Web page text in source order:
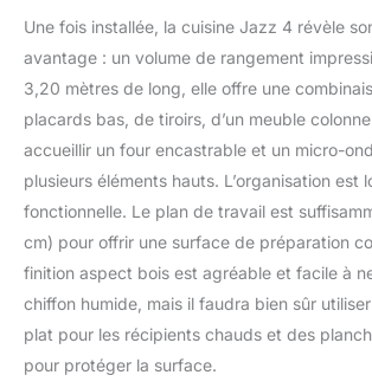
Une fois installée, la cuisine Jazz 4 révèle
avantage : un volume de rangement
3,20 mètres de long, elle offre une
placards bas, de tiroirs, d’un meuble
accueillir un four encastrable et un micro-
plusieurs éléments hauts. L’organisation est
fonctionnelle. Le plan de travail est
cm) pour offrir une surface de préparation
finition aspect bois est agréable et facile à
chiffon humide, mais il faudra bien sûr
plat pour les récipients chauds et des
pour protéger la surface.